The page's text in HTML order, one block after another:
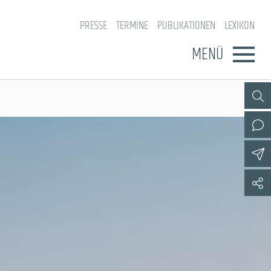
PRESSE TERMINE PUBLIKATIONEN LEXIKON
MENÜ